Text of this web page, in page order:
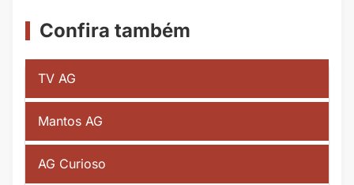
Confira também
TV AG
Mantos AG
AG Curioso